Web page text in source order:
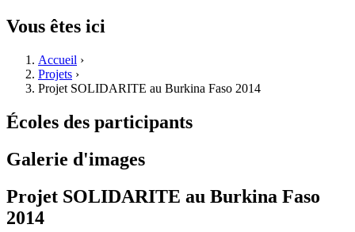
Vous êtes ici
Accueil ›
Projets ›
Projet SOLIDARITE au Burkina Faso 2014
Écoles des participants
Galerie d'images
Projet SOLIDARITE au Burkina Faso
2014